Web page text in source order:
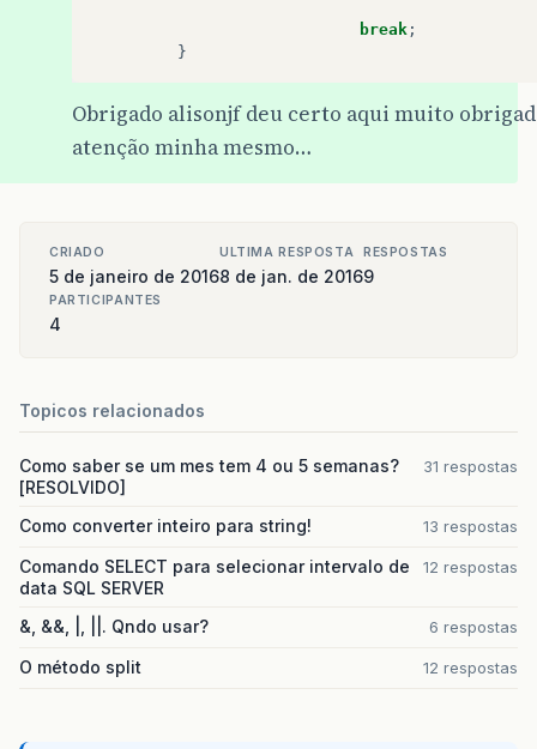
break ;
}
Obrigado alisonjf deu certo aqui muito
atenção minha mesmo…
CRIADO
5 de janeiro de 2016
ULTIMA RESPOSTA
8 de jan. de 2016
RESPOSTAS
9
PARTICIPANTES
4
Topicos relacionados
Como saber se um mes tem 4 ou 5 semanas?
[RESOLVIDO]
31 respostas
Como converter inteiro para string! 13 respostas
Comando SELECT para selecionar intervalo de
data SQL SERVER
12 respostas
&, &&, |, ||. Qndo usar? 6 respostas
O método split 12 respostas